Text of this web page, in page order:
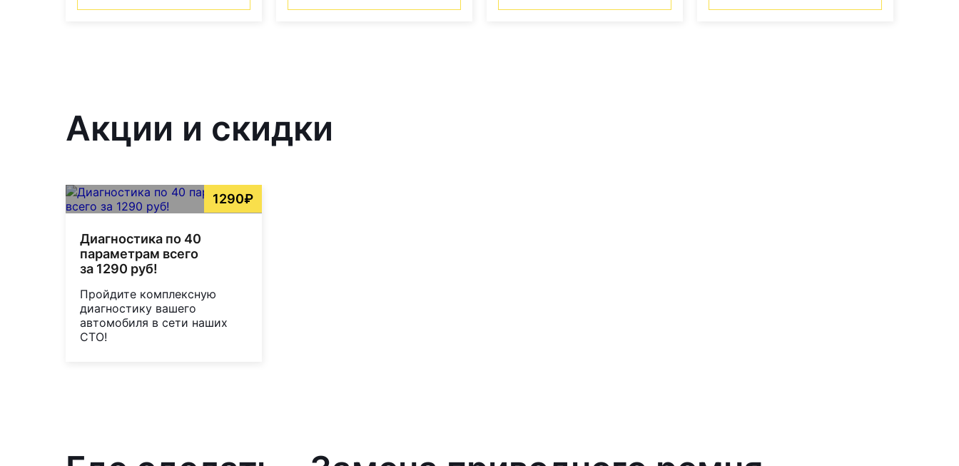
Акции и скидки
1290₽
Диагностика по 40
параметрам всего
за 1290 руб!
Пройдите комплексную
диагностику вашего
автомобиля в сети наших
СТО!